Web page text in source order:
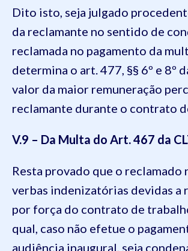
Dito isto, seja julgado
da reclamante no sentido de
reclamada no pagamento da
determina o art. 477, §§ 6º e 8º
valor da maior remuneração
reclamante durante o contrato
V.9 – Da Multa do Art.467 da
Resta provado que o reclamado
verbas indenizatórias devidas a
por força do contrato de
qual, caso não efetue o
audiência inaugural, seja